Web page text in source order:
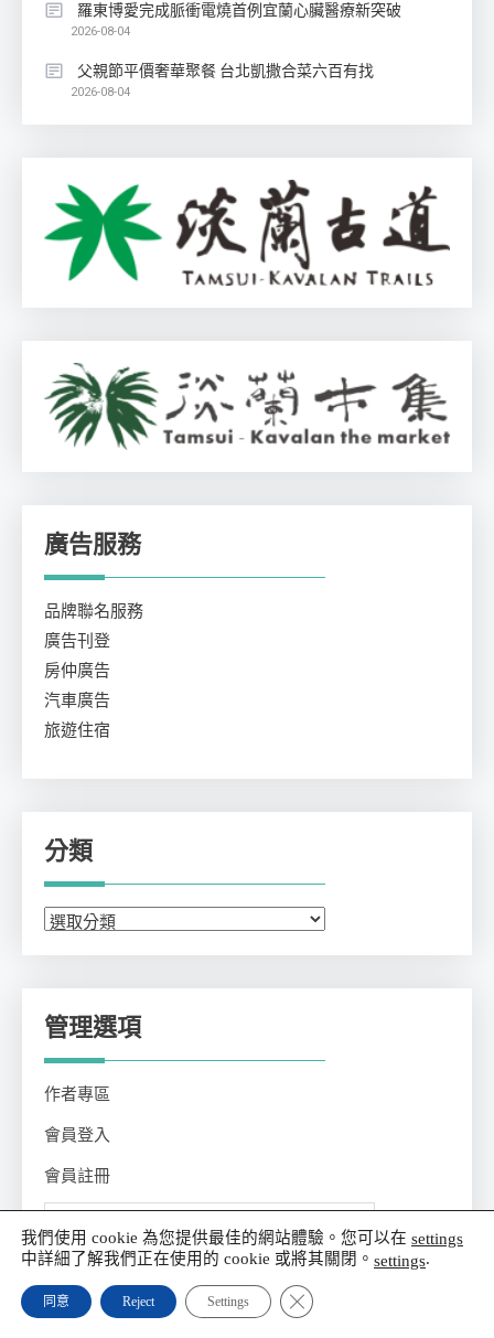
羅東博愛完成脈衝電燒首例宜蘭心臟醫療新突破
2026-08-04
父親節平價奢華聚餐 台北凱撒合菜六百有找
2026-08-04
廣告服務
品牌聯名服務
廣告刊登
房仲廣告
汽車廣告
旅遊住宿
分類
分
管理選項
作者專區
會員登入
會員註冊
我們使用 cookie 為您提供最佳的網站體驗。您可以在 settings
中詳細了解我們正在使用的 cookie 或將其關閉。 settings.
同意 Reject Settings Close GDPR Cookie Banner